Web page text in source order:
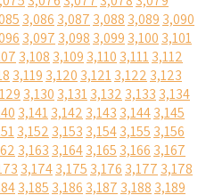
3,086 3,087 3,088 3,089 3,090
3,097 3,098 3,099 3,100 3,101
3,108 3,109 3,110 3,1113,112
3,119 3,120 3,1213,122 3,123
3,130 3,1313,132 3,133 3,134
3,1413,142 3,143 3,1443,145
3,152 3,153 3,1543,155 3,156
3,163 3,1643,165 3,166 3,167
3,1743,175 3,176 3,177 3,178
3,185 3,186 3,187 3,188 3,189